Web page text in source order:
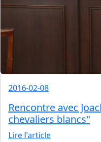
2016-02-08
Rencontre avec
chevaliers blancs"
Lire l'article